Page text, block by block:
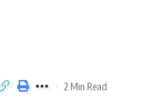
2 Min Read